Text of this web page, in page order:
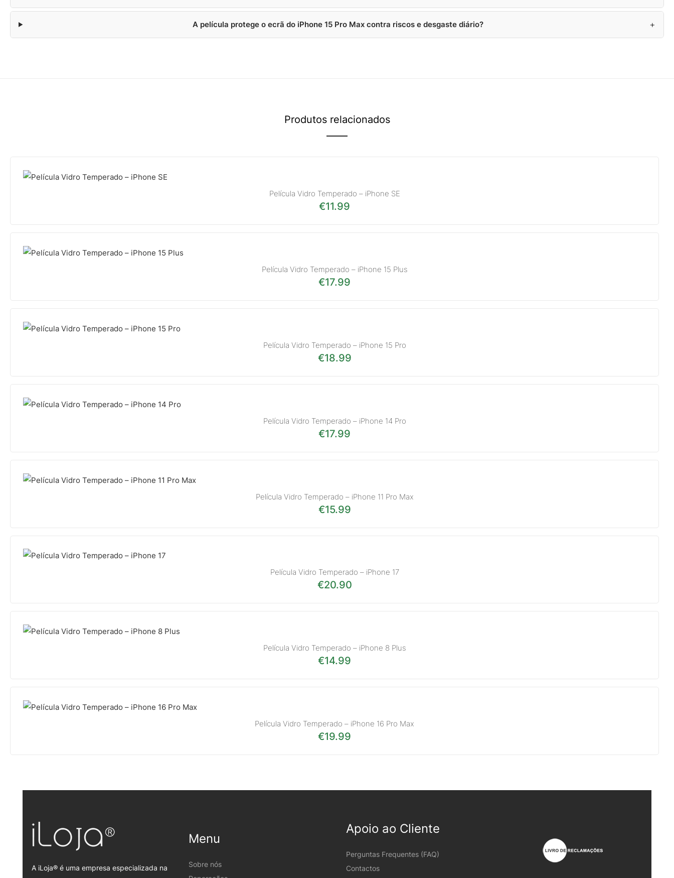
A película protege o ecrã do iPhone 15 Pro Max contra riscos e desgaste diário? +
Produtos relacionados
Película Vidro Temperado – iPhone SE
€11.99
Película Vidro Temperado – iPhone 15 Plus
€17.99
Película Vidro Temperado – iPhone 15 Pro
€18.99
Película Vidro Temperado – iPhone 14 Pro
€17.99
Película Vidro Temperado – iPhone 11 Pro Max
€15.99
Película Vidro Temperado – iPhone 17
€20.90
Película Vidro Temperado – iPhone 8 Plus
€14.99
Película Vidro Temperado – iPhone 16 Pro Max
€19.99
A iLoja® é uma empresa especializada na
Menu
Sobre nós
Apoio ao Cliente
Perguntas Frequentes (FAQ)
Contactos